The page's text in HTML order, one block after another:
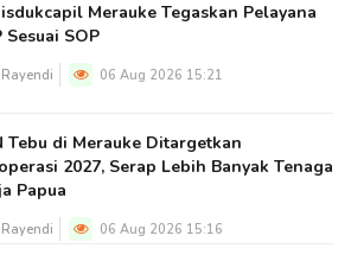
Merauke Tegaskan Pelayana
Sesuai SOP
Rayendi 06 Aug 2026 15:21
Tebu di Merauke Ditargetkan
2027, Serap Lebih Banyak Tenaga
Papua
Rayendi 06 Aug 2026 15:16